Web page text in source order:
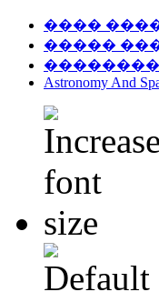
����
�����
Astronomy And